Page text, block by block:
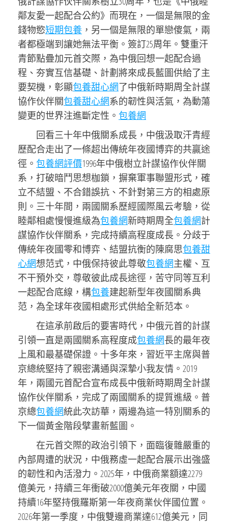
鄰友愛一起配合公約》而現在，一個是無限的金
錢物慾短期包養 ，另一個是無限的單戀傻氣，兩
者都極端到讓她無法平衡。簽訂25周年。雙重汗
青節點疊加元首交際，為中俄回想一起配合過
程、夯實互信基礎、計劃將來成長藍圖供給了主
要契機，彰顯包養甜心網了中俄新時期周全計謀
協作伙伴關包養甜心網系的韌性與活氣，為動蕩
變更的世界注進斷定性。 包養網
回看三十年中俄關系成長，中俄汲取汗青經
歷配合走出了一條超出傳統年夜國博弈的共贏途
徑。 包養網評價1996年中俄樹立計謀協作伙伴關
系，打破暗鬥思想枷鎖，摒棄軍事聯盟形式，確
立不結盟、不合錯誤抗、不針對第三方的相處原
則。三十年間，兩國關系歷經國際風云考驗，從
睦鄰相處慢慢進級為包養網新時期周全包養網計
謀協作伙伴關系，完成持續高程度成長。分歧于
傳統年夜國零和博弈、結盟抗衡的陳腐思包養甜
心網想范式，中俄保持彼此尊敬包養網主權、互
不干預外交，尊敬彼此成長途徑，苦守同等互利
一起配合底線，構包養建起新型年夜國關系典
范，為全球年夜國相處形式供給全新范本。
在這承前啟后的要害時代，中俄元首的計謀
引領一直是兩國關系高程度成包養網長的最年夜
上風和最基礎保證。十多年來，習近平主席與普
京總統堅持了親密溝通與深摯小我友情。2019
年，兩國元首配合宣布成長中俄新時期周全計謀
協作伙伴關系，完成了兩國關系的提質進級。普
京總包養網統此次訪華，兩邊為這一特別關系的
下一個黃金階段擘畫新藍圖。
在元首交際的政治引領下，面臨復雜嚴重的
內部周遭的狀況，中俄務虛一起配合展示出強盛
的韌性和內活潑力。2025年，中俄商業額達2279
億美元，持續三年衝破2000億美元年夜關，中國
持續16年堅持俄羅斯第一年夜商業伙伴國位置。
2026年第一季度，中俄雙邊商業達612億美元，同